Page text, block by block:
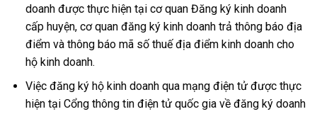
doanh được thực hiện tại cơ quan Đăng ký kinh doanh
cấp huyện, cơ quan đăng ký kinh doanh trả thông báo địa
điểm và thông báo mã số thuế địa điểm kinh doanh cho
hộ kinh doanh.
Việc đăng ký hộ kinh doanh qua mạng điện tử được thực
hiện tại Cổng thông tin điện tử quốc gia về đăng ký doanh